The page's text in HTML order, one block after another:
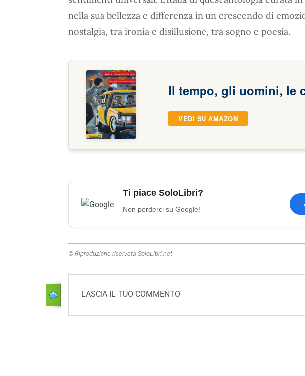
nella sua bellezza e differenza in un crescendo di
nostalgia, tra ironia e disillusione, tra sogno e poesia.
Il tempo, gli uomini, le
VEDI SU AMAZON
Ti piace SoloLibri?
Non perderci su Google!
© Riproduzione riservata SoloLibri.net
LASCIA IL TUO COMMENTO